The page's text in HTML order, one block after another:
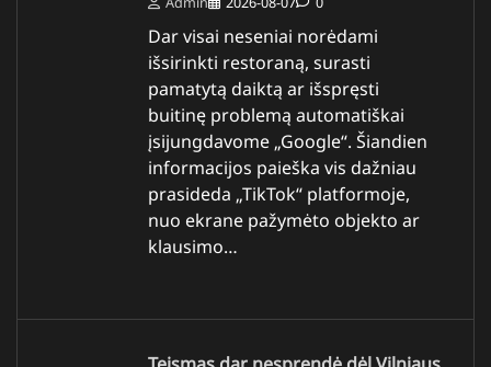
Dar visai neseniai norėdami
išsirinkti restoraną, surasti
pamatytą daiktą ar išspręsti
buitinę problemą automatiškai
įsijungdavome „Google“. Šiandien
informacijos paieška vis dažniau
prasideda „TikTok“ platformoje,
nuo ekrane pažymėto objekto ar
klausimo…